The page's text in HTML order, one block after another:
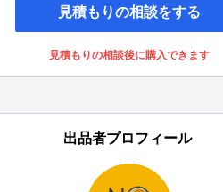
見積もりの相談をする
見積もりの相談後に購入できます
出品者プロフィール